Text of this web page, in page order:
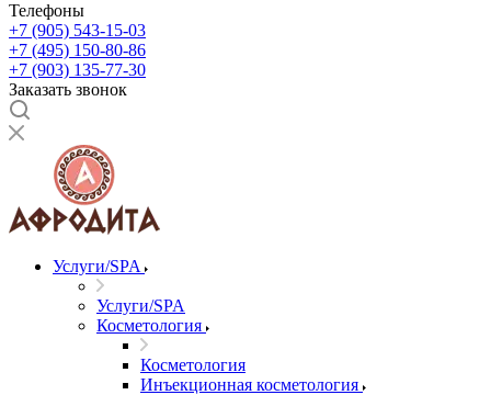
Телефоны
+7 (905) 543-15-03
+7 (495) 150-80-86
+7 (903) 135-77-30
Заказать звонок
Услуги/SPA
Услуги/SPA
Косметология
Косметология
Инъекционная косметология